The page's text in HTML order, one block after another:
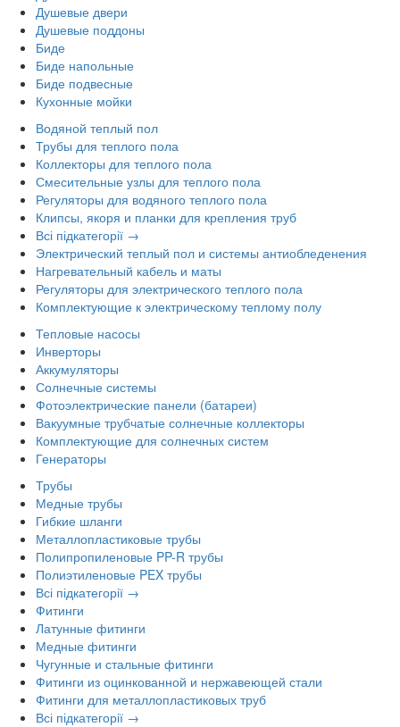
Душевые двери
Душевые поддоны
Биде
Биде напольные
Биде подвесные
Кухонные мойки
Водяной теплый пол
Трубы для теплого пола
Коллекторы для теплого пола
Смесительные узлы для теплого пола
Регуляторы для водяного теплого пола
Клипсы, якоря и планки для крепления труб
Всі підкатегорії →
Электрический теплый пол и системы антиобледенения
Нагревательный кабель и маты
Регуляторы для электрического теплого пола
Комплектующие к электрическому теплому полу
Тепловые насосы
Инверторы
Аккумуляторы
Солнечные системы
Фотоэлектрические панели (батареи)
Вакуумные трубчатые солнечные коллекторы
Комплектующие для солнечных систем
Генераторы
Трубы
Медные трубы
Гибкие шланги
Металлопластиковые трубы
Полипропиленовые PP-R трубы
Полиэтиленовые PEX трубы
Всі підкатегорії →
Фитинги
Латунные фитинги
Медные фитинги
Чугунные и стальные фитинги
Фитинги из оцинкованной и нержавеющей стали
Фитинги для металлопластиковых труб
Всі підкатегорії →